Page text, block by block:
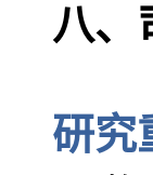
八、
研究